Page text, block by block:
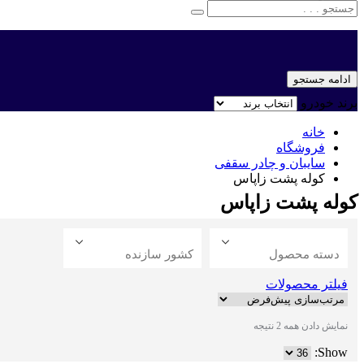
ادامه جستجو
برند خودرو
خانه
فروشگاه
سایبان و چادر سقفی
کوله پشت زاپاس
کوله پشت زاپاس
دسته محصول کشور سازنده
فیلتر محصولات
نمایش دادن همه 2 نتیجه
Show: